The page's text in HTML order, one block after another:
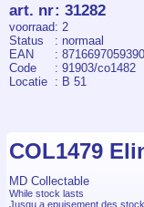
art. nr: 31282
voorraad: 2
Status
: normaal
EAN
: 8716697059390
Code
: 91903/co1482
Locatie : B 51
COL1479
MD Collectable
While stock lasts
Jusqu a epuisement des